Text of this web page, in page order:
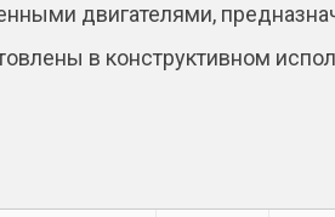
двигателями,
в конструктивном